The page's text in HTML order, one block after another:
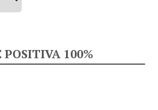
POSITIVA 100%